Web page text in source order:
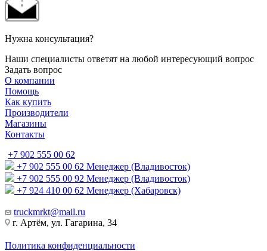
Нужна консультация?
Наши специалисты ответят на любой интересующий вопрос
Задать вопрос
О компании
Помощь
Как купить
Производители
Магазины
Контакты
+7 902 555 00 62
+7 902 555 00 62 Менеджер (Владивосток)
+7 902 555 00 92 Менеджер (Владивосток)
+7 924 410 00 62 Менеджер (Хабаровск)
truckmrkt@mail.ru
г. Артём, ул. Гагарина, 34
Политика конфиденциальности